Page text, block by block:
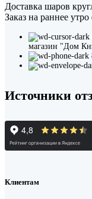
Доставка шаров
Заказ на раннее
магазин "Дом
Источники
Клиентам